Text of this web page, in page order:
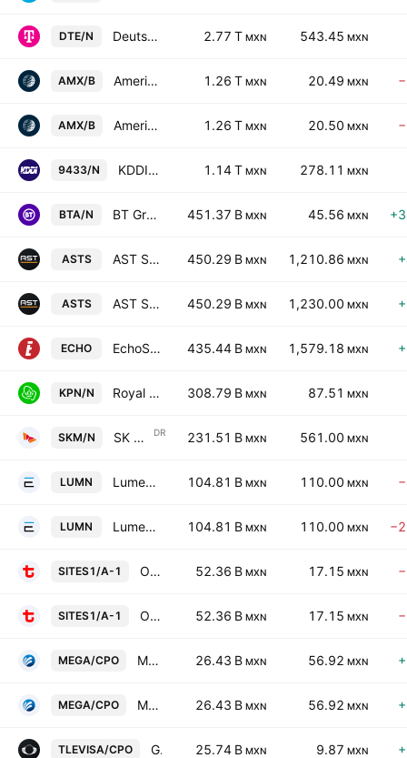
DTE/N Deutsche Telekom AG 2.77 T MXN 543.45 MXN
AMX/B America Movil SAB de CV Class B 1.26 T MXN 20.49 MXN
AMX/B America Movil SAB de CV Class B 1.26 T MXN 20.50 MXN
9433/N KDDI Corporation 1.14 T MXN 278.11 MXN
BTA/N BT Group plc 451.37 B MXN 45.56 MXN
ASTS AST SpaceMobile, Inc. Class A 450.29 B MXN 1,210.86 MXN
ASTS AST SpaceMobile, Inc. Class A 450.29 B MXN 1,230.00 MXN
ECHO EchoStar Corporation Class A 435.44 B MXN 1,579.18 MXN
KPN/N Royal KPN NV 308.79 B MXN 87.51 MXN
SKM/N SK Telecom Co., Ltd. Sponsored ADR DR 231.51 B MXN 561.00 MXN
LUMN Lumen Technologies, Inc. 104.81 B MXN 110.00 MXN
LUMN Lumen Technologies, Inc. 104.81 B MXN 110.00 MXN
SITES1/A-1 Operadora de Sites Mexicanos SA de CV Series -A-1- 52.36 B MXN 17.15 MXN
SITES1/A-1 Operadora de Sites Mexicanos SA de CV Series -A-1- 52.36 B MXN 17.15 MXN
MEGA/CPO Megacable Hldgs SAB de CV Cert Part Ord Cons of 2 A 26.43 B MXN 56.92 MXN
MEGA/CPO Megacable Hldgs SAB de CV Cert Part Ord Cons of 2 A 26.43 B MXN 56.92 MXN
TLEVISA/CPO Grupo Televisa, S.A.B. 25.74 B MXN 9.87 MXN